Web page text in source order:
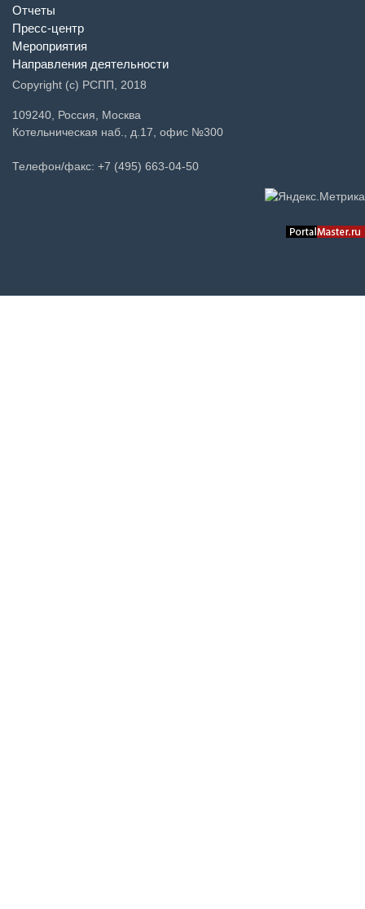
Отчеты
Пресс-центр
Мероприятия
Направления деятельности
Copyright (c) РСПП, 2018
109240, Россия, Москва
Котельническая наб., д.17, офис №300
Телефон/факс: +7 (495) 663-04-50